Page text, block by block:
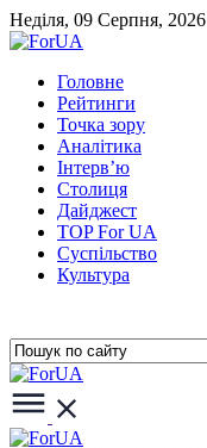
Неділя, 09 Серпня, 2026
Головне
Рейтинги
Точка зору
Аналітика
Інтерв’ю
Столиця
Дайджест
TOP For UA
Суспiльство
Культура